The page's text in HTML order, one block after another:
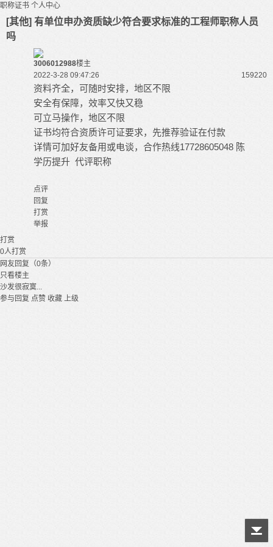
职称证书 个人中心
[其他] 有单位申办资质缺少符合要求标准的工程师职称人员
吗
3006012988楼主
2022-3-28 09:47:26
159220
资料齐全，可随时安排，地区不限
安全有保障，效率又快又稳
可立马操作，地区不限
证书均符合资质许可证要求，先推荐验证在付款
详情可加好友备用或电谈，合作热线17728605048 陈
学历提升 代评职称
点评
回复
打赏
举报
打赏
0人打赏
网友回复（0条）
只看楼主
沙发很寂寞...
参与回复 点赞 收藏 上级